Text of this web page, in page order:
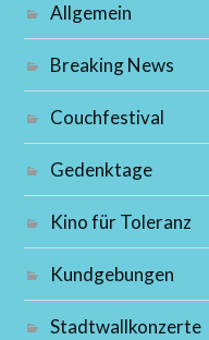
Allgemein
Breaking News
Couchfestival
Gedenktage
Kino für Toleranz
Kundgebungen
Stadtwallkonzerte